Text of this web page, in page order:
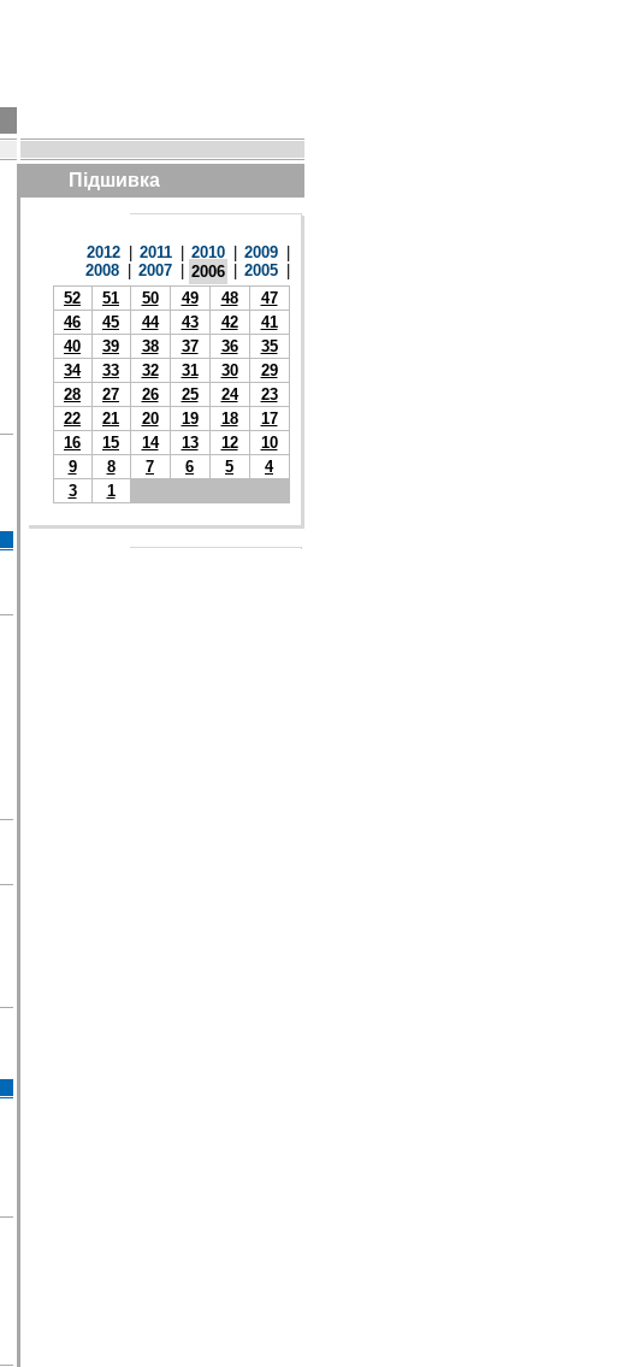
Підшивка
2012 2011 2010 2009
2008
2007 2006 2005
52
51 50 49 48
47
46
45 44 43 42
41
40
39 38 37 36
35
34
33 32 31 30
29
28
27 26 25 24
23
22
21 20 19 18
17
16
15 14 13 12
10
9
8 7 6 5
4
3
1